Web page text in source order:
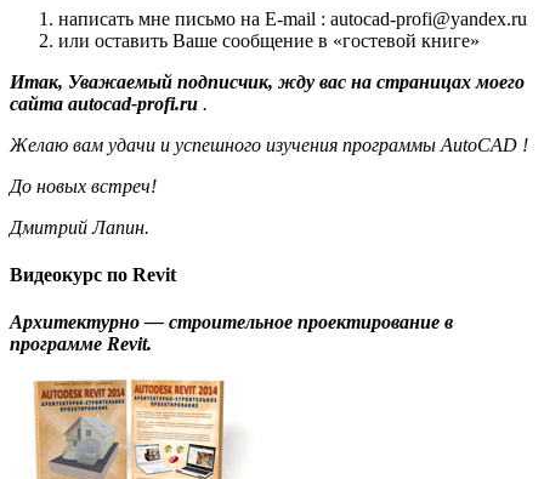
написать мне письмо на E-mail : autocad-profi@yandex.ru
или оставить Ваше сообщение в «гостевой книге»
Итак, Уважаемый подписчик, жду вас на страницах моего
сайта autocad-profi.ru .
Желаю вам удачи и успешного изучения программы AutoCAD !
До новых встреч!
Дмитрий Лапин.
Видеокурс по Revit
Архитектурно — строительное проектирование в
программе Revit.